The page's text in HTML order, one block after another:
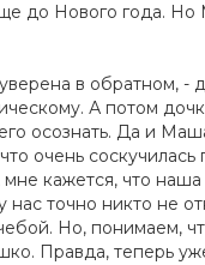
до Нового года.
в обратном, -
А потом
осознать. Да и
очень
кажется, что
точно никто не
Но, понимаем,
Правда, теперь